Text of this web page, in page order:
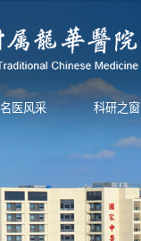
名医风采 科研之窗